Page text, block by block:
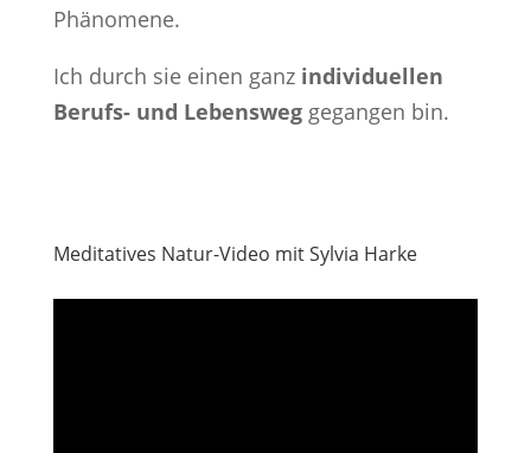
Phänomene.
Ich durch sie einen ganz individuellen
Berufs- und Lebensweggegangen bin.
Meditatives Natur-Video mit Sylvia Harke